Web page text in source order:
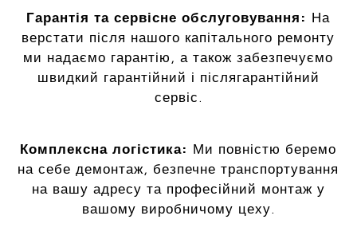
Гарантія та сервісне обслуговування: На
верстати після нашого капітального ремонту
ми надаємо гарантію, а також забезпечуємо
швидкий гарантійний і післягарантійний
сервіс.
Комплексна логістика: Ми повністю беремо
на себе демонтаж, безпечне транспортування
на вашу адресу та професійний монтаж у
вашому виробничому цеху.